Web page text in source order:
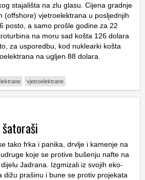
stajališta na zlu glasu. Cijena gradnje
(offshore) vjetroelektrana u posljednjih
posto, a samo prošle godine za 22
na moru sad košta 126 dolara
za usporedbu, kod nuklearki košta
na ugljen 88 dolara.
vjetroelektrane
tako frka i panika, drvlje i kamenje na
koje se protive bušenju nafte na
Jadrana. Izgmizali iz svojih eko-
dižu prašinu i bune se protiv projekata